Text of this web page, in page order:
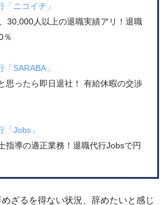
「ニコイチ」
30,000人以上の退職実績アリ！退職
％
「SARABA」
思ったら即日退社！ 有給休暇の交渉
「Jobs」
指導の適正業務！退職代行Jobsで円
ざるを得ない状況、辞めたいと感じ